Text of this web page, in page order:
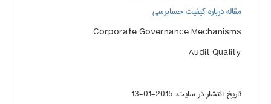
مقاله درباره کیفیت حسابرسی
Corporate Governance Mechanisms
Audit Quality
تاریخ انتشار در سایت: 2015-01-13